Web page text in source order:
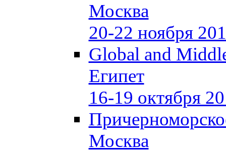
Москва
20-22 ноября
Global and
Египет
16-19 октября
Москва